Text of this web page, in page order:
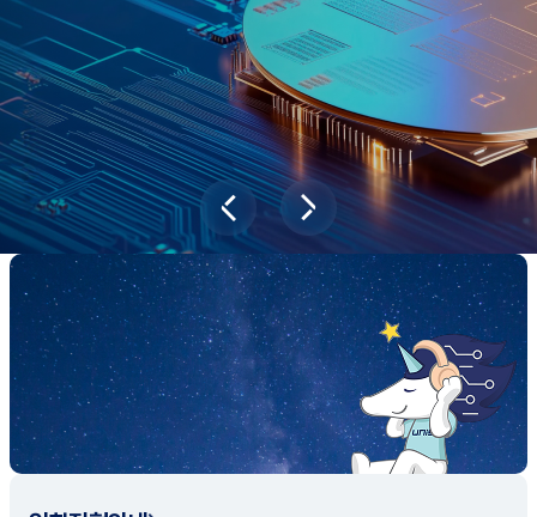
과학기술이 바꿔놓을 2045년 대한민국
당신의 미래는?
대국민 설문조사 바로가기